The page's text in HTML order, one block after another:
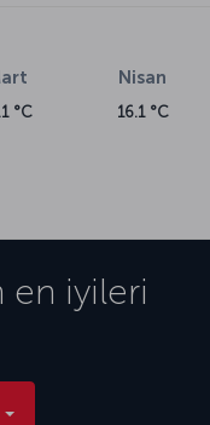
°C
Nisan
16.1 °C
en iyileri